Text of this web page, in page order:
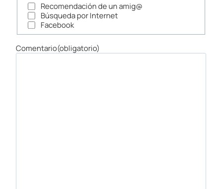
Recomendación de un amig@
Búsqueda por Internet
Facebook
Comentario(obligatorio)